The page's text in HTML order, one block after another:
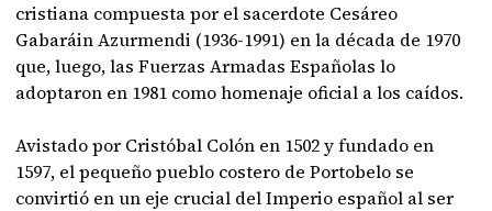
cristiana compuesta por el sacerdote Cesáreo
Gabaráin Azurmendi (1936-1991) en la década de 1970
que, luego, las Fuerzas Armadas Españolas lo
adoptaron en 1981 como homenaje oficial a los caídos.
Avistado por Cristóbal Colón en 1502 y fundado en
1597, el pequeño pueblo costero de Portobelo se
convirtió en un eje crucial del Imperio español al ser